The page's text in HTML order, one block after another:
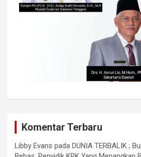
Komentar Terbaru
Libby Evans pada DUNIA TERBALIK ;